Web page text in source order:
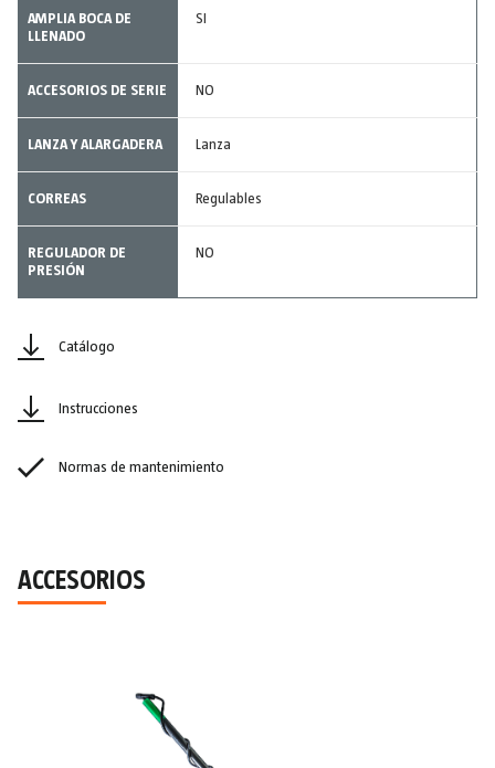
AMPLIA BOCA DE
LLENADO
SI
ACCESORIOS DE SERIE NO
LANZA Y ALARGADERA Lanza
CORREAS Regulables
REGULADOR DE
PRESIÓN
NO
Catálogo
Instrucciones
Normas de mantenimiento
ACCESORIOS